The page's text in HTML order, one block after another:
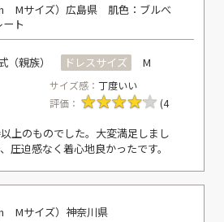
Mサイズ） 広島県 肌色：ブルべ
ート
（親族） ドレスサイズ M
サイズ感：丁度いい
評価： (4
上のものでした。大変満足しまし
圧迫感なく着心地良かったです。
Mサイズ） 神奈川県